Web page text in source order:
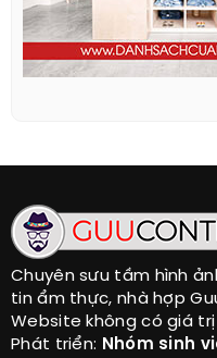
Chuyên sưu tầm hình
tin ẩm thực, nhà hợp Guu
Website không có giá
Phát triển: Nhóm sinh